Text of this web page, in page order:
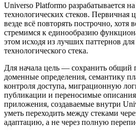
Universo Platformo разрабатывается
технологических стеков. Первичная
везде всё повторять построчно,
стремимся к единообразию
этом исходя из лучших паттернов
технологического стека.
Для начала цель — сохранить общий
доменные определения, семантику
контроля доступа, миграционную
публикации и переносимые
приложения, создаваемые внутри
уметь переходить между стеками
адаптацию, а не через полную